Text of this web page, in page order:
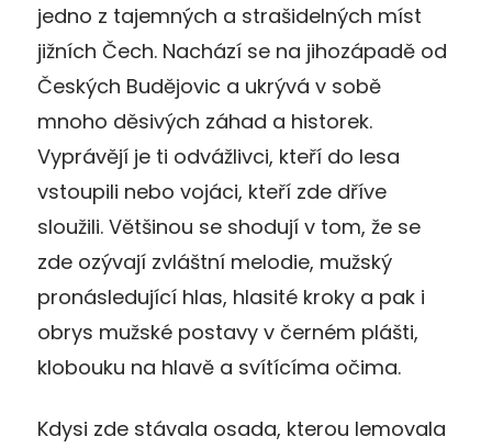
jedno z tajemných a strašidelných míst
jižních Čech. Nachází se na jihozápadě od
Českých Budějovic a ukrývá v sobě
mnoho děsivých záhad a historek.
Vyprávějí je ti odvážlivci, kteří do lesa
vstoupili nebo vojáci, kteří zde dříve
sloužili. Většinou se shodují v tom, že se
zde ozývají zvláštní melodie, mužský
pronásledující hlas, hlasité kroky a pak i
obrys mužské postavy v černém plášti,
klobouku na hlavě a svítícíma očima.
Kdysi zde stávala osada, kterou lemovala